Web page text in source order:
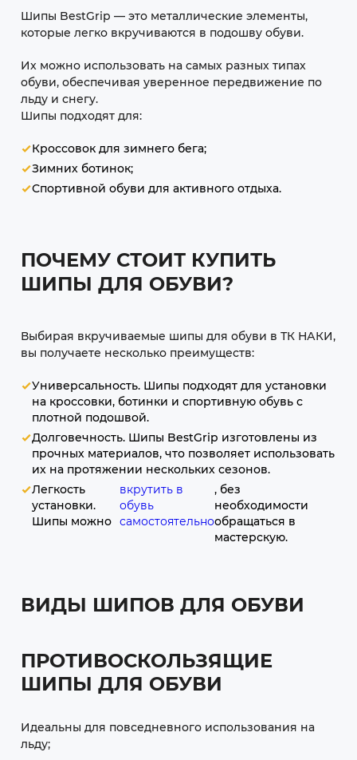
Шипы BestGrip — это металлические элементы,
которые легко вкручиваются в подошву обуви.
Их можно использовать на самых разных типах
обуви, обеспечивая уверенное передвижение по
льду и снегу.
Шипы подходят для:
Кроссовок для зимнего бега;
Зимних ботинок;
Спортивной обуви для активного отдыха.
ПОЧЕМУ СТОИТ КУПИТЬ
ШИПЫ ДЛЯ ОБУВИ?
Выбирая вкручиваемые шипы для обуви в ТК НАКИ,
вы получаете несколько преимуществ:
Универсальность. Шипы подходят для установки
на кроссовки, ботинки и спортивную обувь с
плотной подошвой.
Долговечность. Шипы BestGrip изготовлены из
прочных материалов, что позволяет использовать
их на протяжении нескольких сезонов.
Легкость
установки.
Шипы можно
вкрутить в
обувь
самостоятельно
, без
необходимости
обращаться в
мастерскую.
ВИДЫ ШИПОВ ДЛЯ ОБУВИ
ПРОТИВОСКОЛЬЗЯЩИЕ
ШИПЫ ДЛЯ ОБУВИ
Идеальны для повседневного использования на
льду;